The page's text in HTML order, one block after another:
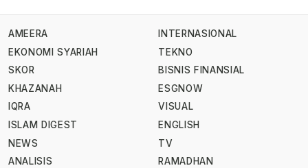
AMEERA
EKONOMI SYARIAH
SKOR
KHAZANAH
IQRA
ISLAM DIGEST
NEWS
ANALISIS
INTERNASIONAL
TEKNO
BISNIS FINANSIAL
ESGNOW
VISUAL
ENGLISH
TV
RAMADHAN